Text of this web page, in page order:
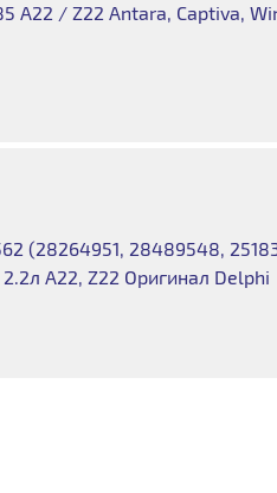
A22 / Z22 Antara, Captiva,
(28264951, 28489548,
A22, Z22 Оригинал Delphi